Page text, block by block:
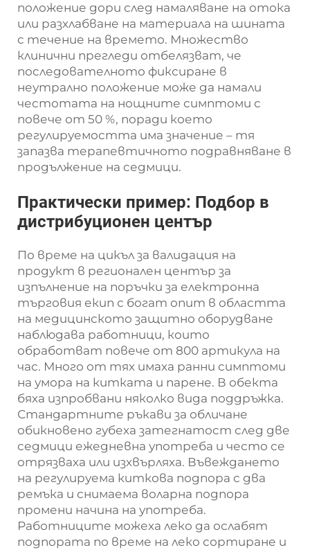
положение дори след намаляване на отока
или разхлабване на материала на шината
с течение на времето. Множество
клинични прегледи отбелязват, че
последователното фиксиране в
неутрално положение може да намали
честотата на нощните симптоми с
повече от 50 %, поради което
регулируемостта има значение – тя
запазва терапевтичното подравняване в
продължение на седмици.
Практически пример: Подбор в
дистрибуционен център
По време на цикъл за валидация на
продукт в регионален център за
изпълнение на поръчки за електронна
търговия екип с богат опит в областта
на медицинското защитно оборудване
наблюдава работници, които
обработват повече от 800 артикула на
час. Много от тях имаха ранни симптоми
на умора на китката и парене. В обекта
бяха изпробвани няколко вида поддръжка.
Стандартните ръкави за обличане
обикновено губеха затегнатост след две
седмици ежедневна употреба и често се
отрязваха или изхвърляха. Въвеждането
на регулируема киткова подпора с два
ремъка и снимаема воларна подпора
промени начина на употреба.
Работниците можеха леко да ослабят
подпората по време на леко сортиране и